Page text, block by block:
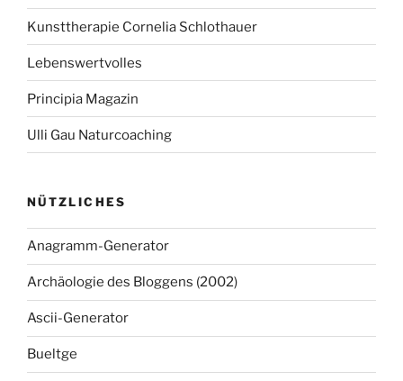
Kunsttherapie Cornelia Schlothauer
Lebenswertvolles
Principia Magazin
Ulli Gau Naturcoaching
NÜTZLICHES
Anagramm-Generator
Archäologie des Bloggens (2002)
Ascii-Generator
Bueltge